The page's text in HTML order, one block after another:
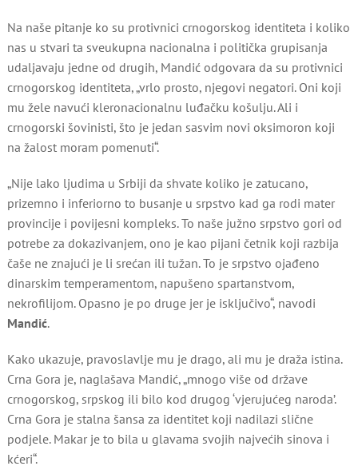
Na naše pitanje ko su protivnici crnogorskog identiteta i koliko
nas u stvari ta sveukupna nacionalna i politička grupisanja
udaljavaju jedne od drugih, Mandić odgovara da su protivnici
crnogorskog identiteta, „vrlo prosto, njegovi negatori. Oni koji
mu žele navući kleronacionalnu luđačku košulju. Ali i
crnogorski šovinisti, što je jedan sasvim novi oksimoron koji
na žalost moram pomenuti“.
„Nije lako ljudima u Srbiji da shvate koliko je zatucano,
prizemno i inferiorno to busanje u srpstvo kad ga rodi mater
provincije i povijesni kompleks. To naše južno srpstvo gori od
potrebe za dokazivanjem, ono je kao pijani četnik koji razbija
čaše ne znajući je li srećan ili tužan. To je srpstvo ojađeno
dinarskim temperamentom, napušeno spartanstvom,
nekrofilijom. Opasno je po druge jer je isključivo“, navodi
Mandić.
Kako ukazuje, pravoslavlje mu je drago, ali mu je draža istina.
Crna Gora je, naglašava Mandić, „mnogo više od države
crnogorskog, srpskog ili bilo kod drugog ‘vjerujućeg naroda’.
Crna Gora je stalna šansa za identitet koji nadilazi slične
podjele. Makar je to bila u glavama svojih najvećih sinova i
kćeri“.